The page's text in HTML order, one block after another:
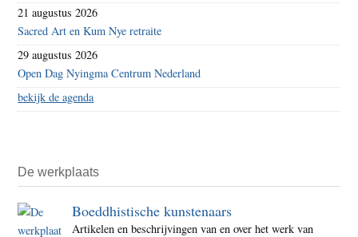
21 augustus 2026
Sacred Art en Kum Nye retraite
29 augustus 2026
Open Dag Nyingma Centrum Nederland
bekijk de agenda
De werkplaats
Boeddhistische kunstenaars
Artikelen en beschrijvingen van en over het werk van